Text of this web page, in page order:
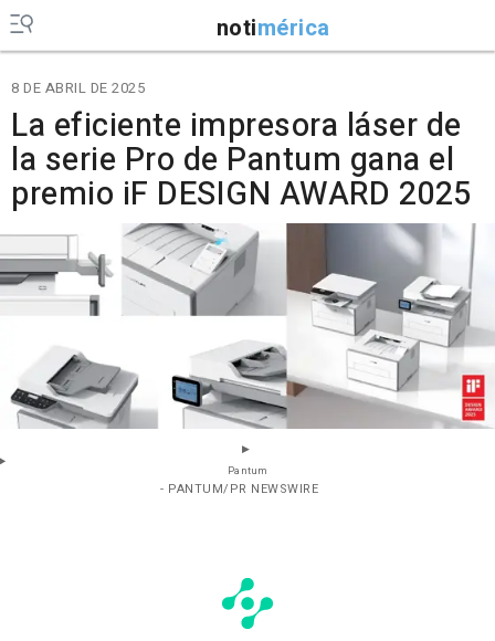
notimérica
8 DE ABRIL DE 2025
La eficiente impresora láser de
la serie Pro de Pantum gana el
premio iF DESIGN AWARD 2025
Pantum
- PANTUM/PR NEWSWIRE